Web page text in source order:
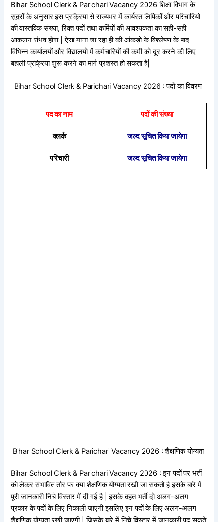
Bihar School Clerk & Parichari Vacancy 2026 शिक्षा विभाग के
सूत्रों के अनुसार इस प्रक्रिया से राज्यभर में कार्यरत लिपिकों और परिचारियो
की वास्तविक संख्या, रिक्त पदों तथा कर्मियों की आवश्यकता का सही-सही
आकलन संभव होगा | ऐसा माना जा रहा ही की आंकड़ो के विश्लेषण के बाद
विभिन्न कार्यालयों और विद्यालयो में कर्मचारियों की कमी को दूर करने की लिए
बहाली प्रक्रिया शुरू करने का मार्ग प्रशस्त हो सकता है|
Bihar School Clerk & Parichari Vacancy 2026 : पदों का विवरण
पद का नाम पदों की संख्या
क्लर्क जल्द सूचित किया जायेगा
परिचारी जल्द सूचित किया जायेगा
Bihar School Clerk & Parichari Vacancy 2026 : शैक्षणिक योग्यता
Bihar School Clerk & Parichari Vacancy 2026 : इन पदों पर भर्ती
को लेकर संभावित तौर पर क्या शैक्षणिक योग्यता रखी जा सकती है इसके बारे में
पूरी जानकारी निचे विस्तार में दी गई है | इसके तहत भर्ती दो अलग-अलग
प्रकार के पदों के लिए निकाली जाएगी इसलिए इन पदों के लिए अलग-अलग